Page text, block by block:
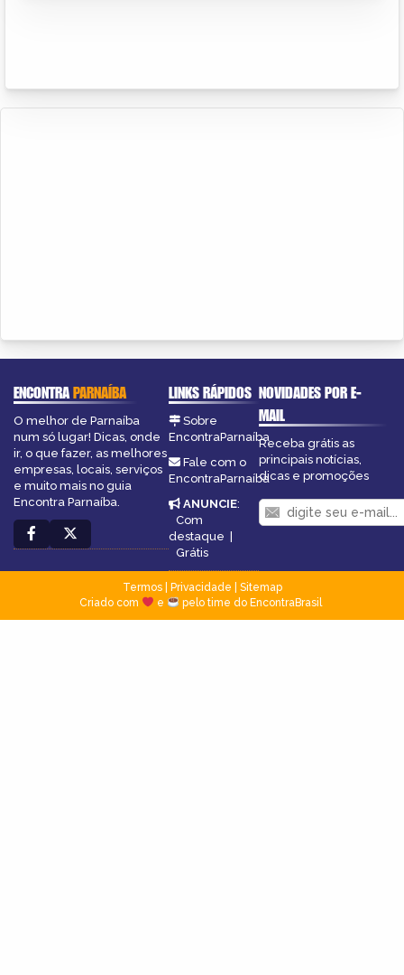
ENCONTRAPARNAÍBA
O melhor de Parnaíba
num só lugar! Dicas, onde
ir, o que fazer, as melhores
empresas, locais, serviços
e muito mais no guia
Encontra Parnaíba.
LINKS RÁPIDOS
Sobre
EncontraParnaíba
Fale com o
EncontraParnaíba
ANUNCIE:
Com
destaque |
Grátis
NOVIDADES POR E-
MAIL
Receba grátis as
principais notícias,
dicas e promoções
Termos| Privacidade
Sitemap
Criado com
e pelo time do EncontraBrasil